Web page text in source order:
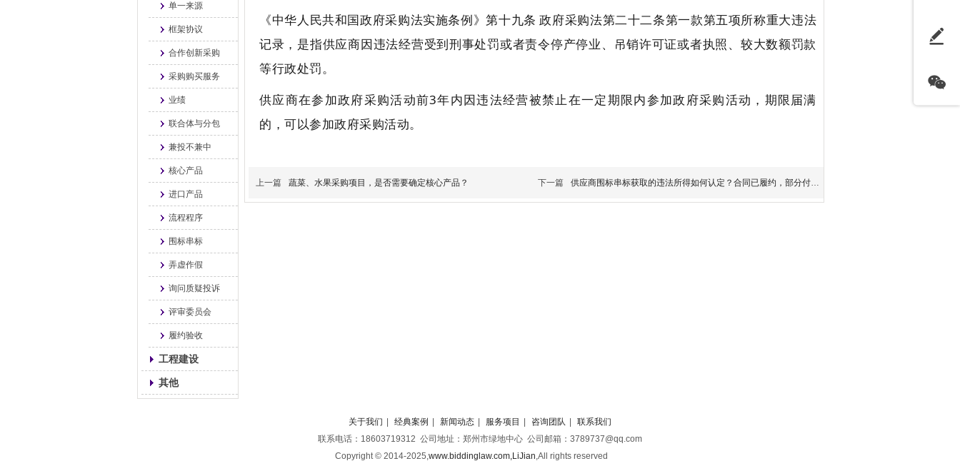
单一来源
框架协议
合作创新采购
采购购买服务
业绩
联合体与分包
兼投不兼中
核心产品
进口产品
流程程序
围标串标
弄虚作假
询问质疑投诉
评审委员会
履约验收
工程建设
其他
《中华人民共和国政府采购法实施条例》第十九条 政府采购法第二十二条第一款第五项所称重大违法
记录，是指供应商因违法经营受到刑事处罚或者责令停产停业、吊销许可证或者执照、较大数额罚款
等行政处罚。
供应商在参加政府采购活动前3年内因违法经营被禁止在一定期限内参加政府采购活动，期限届满
的，可以参加政府采购活动。
上一篇 蔬菜、水果采购项目，是否需要确定核心产品？ 下一篇 供应商围标串标获取的违法所得如何认定？合同已履约，部分付款是
关于我们 经典案例 新闻动态 服务项目 咨询团队
联系我们
联系电话：18603719312 公司地址：郑州市绿地中心 公司邮箱：3789737@qq.com
Copyright © 2014-2025,www.biddinglaw.com,LiJian,All rights reserved